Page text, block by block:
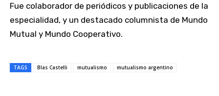
Fue colaborador de periódicos y publicaciones de la
especialidad, y un destacado columnista de Mundo
Mutual y Mundo Cooperativo.
TAGS Blas Castelli mutualismo mutualismo argentino